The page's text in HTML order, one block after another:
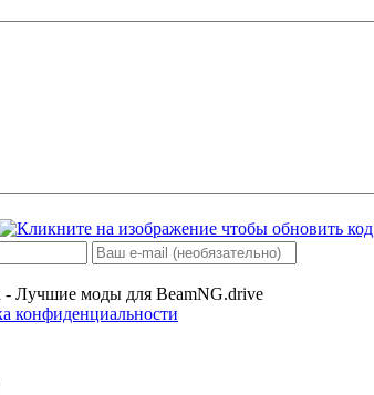
- Лучшие моды для BeamNG.drive
конфиденциальности